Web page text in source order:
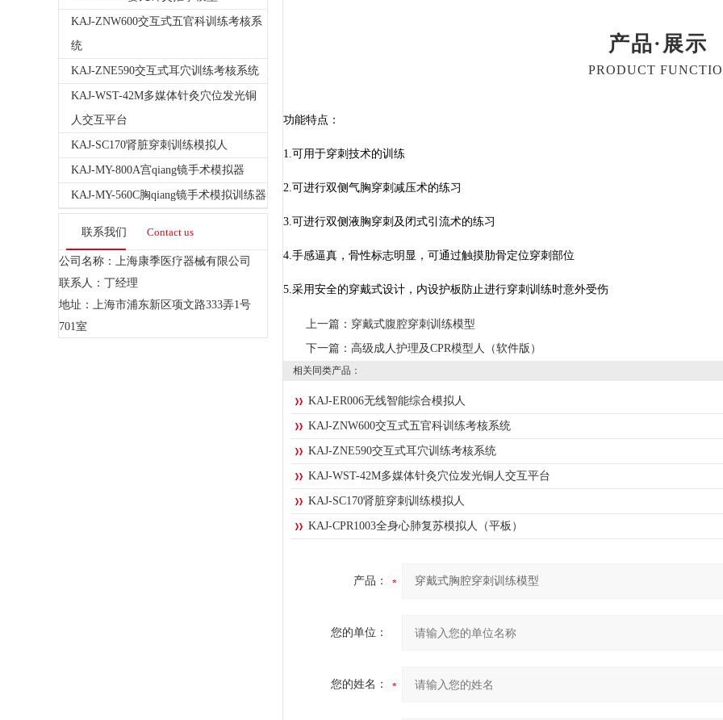
KAJ-ZNW600交互式五官科训练考核系
统
KAJ-ZNE590交互式耳穴训练考核系统
KAJ-WST-42M多媒体针灸穴位发光铜
人交互平台
KAJ-SC170肾脏穿刺训练模拟人
KAJ-MY-800A宫qiang镜手术模拟器
KAJ-MY-560C胸qiang镜手术模拟训练器
联系我们 Contact us
公司名称：上海康季医疗器械有限公司
联系人：丁经理
地址：上海市浦东新区项文路333弄1号
701室
产品·展示
PRODUCT
功能特点：
1.可用于穿刺技术的训练
2.可进行双侧气胸穿刺减压术的练习
3.可进行双侧液胸穿刺及闭式引流术的练习
4.手感逼真，骨性标志明显，可通过触摸肋骨定位穿刺部位
5.采用安全的穿戴式设计，内设护板防止进行穿刺训练时意外受伤
上一篇： 穿戴式腹腔穿刺训练模型
下一篇： 高级成人护理及CPR模型人（软件版）
相关同类产品：
KAJ-ER006无线智能综合模拟人
KAJ-ZNW600交互式五官科训练考核系统
KAJ-ZNE590交互式耳穴训练考核系统
KAJ-WST-42M多媒体针灸穴位发光铜人交互平台
KAJ-SC170肾脏穿刺训练模拟人
KAJ-CPR1003全身心肺复苏模拟人（平板）
产品：
您的单位：
您的姓名：